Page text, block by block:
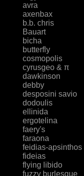
avra
axenbax
b.b. chris
Bauart
bicha
butterfly
cosmopolis
cyrusgeo & π
dawkinson
debby
desposini savio
dodoulis
ellinida
ergotelina
faery's
faraona
feidias-apsinthos
fideias
flying libido
fuzzy burlesque